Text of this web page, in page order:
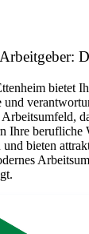
bietet
und
Ihre berufliche
und bieten